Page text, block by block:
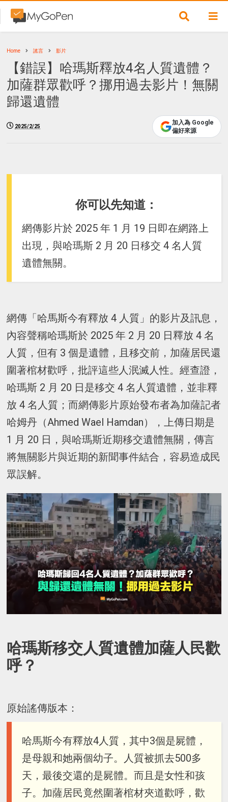
Home 謠言 影片
【錯誤】哈瑪斯釋放4名人質遺體？
加薩群眾歡呼？挪用過去影片！無關
歸還遺體
2025/2/25
加入為 Google
偏好來源
你可以先知道：
網傳影片於 2025 年 1 月 19 日即在網路上
出現，與哈瑪斯 2 月 20 日移交 4 名人質
遺體無關。
網傳「哈馬斯今有釋放 4 人質」的影片及訊息，
內容聲稱哈瑪斯於 2025 年 2 月 20 日釋放 4 名
人質，但有 3 個是遺體，且移交前，加薩居民還
圍著棺材歡呼，批評這些人泯滅人性。經查證，
哈瑪斯 2 月 20 日是移交 4 名人質遺體，並非釋
放 4 名人質；而網傳影片原始發布者為加薩記者
哈姆丹（Ahmed Wael Hamdan），上傳日期是
1 月 20 日，與哈瑪斯近期移交遺體無關，傳言
將無關影片與近期的新聞事件結合，容易造成民
眾誤解。
哈瑪斯移交人質遺體加薩人民歡
呼？
原始謠傳版本：
哈馬斯今有釋放4人質，其中3個是屍體，
是母親和她兩個幼子。人質被抓去500多
天，最後交還的是屍體。而且是女性和孩
子。加薩居民竟然圍著棺材夾道歡呼，歡